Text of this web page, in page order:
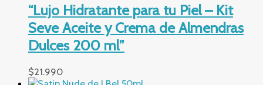
“Lujo Hidratante para tu Piel – Kit
Seve Aceite y Crema de Almendras
Dulces 200 ml”
$21.990